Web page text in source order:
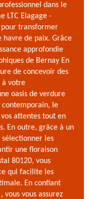
dans le
LTC Elagage -
pour transformer
de paix. Grâce
approfondie
de Bernay En
de concevoir des
à votre
oasis de verdure
le
attentes tout en
En outre, grâce à un
les
une floraison
80120, vous
qui facilite les
En confiant
vous vous assurez